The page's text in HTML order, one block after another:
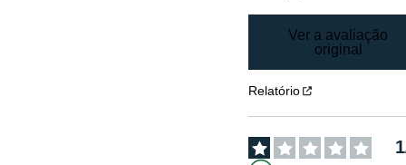
Ver a avaliação
original
Relatório
1